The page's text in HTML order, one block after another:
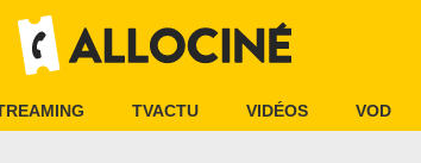
TVACTU VIDÉOS VOD